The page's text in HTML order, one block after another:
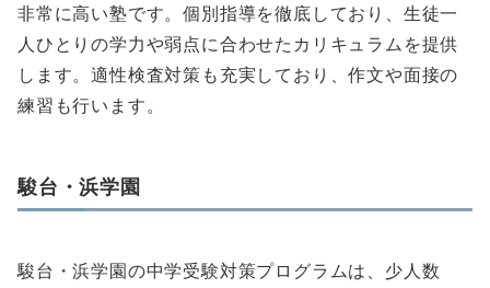
非常に高い塾です。個別指導を徹底しており、生徒一
人ひとりの学力や弱点に合わせたカリキュラムを提供
します。適性検査対策も充実しており、作文や面接の
練習も行います。
駿台・浜学園
駿台・浜学園の中学受験対策プログラムは、少人数